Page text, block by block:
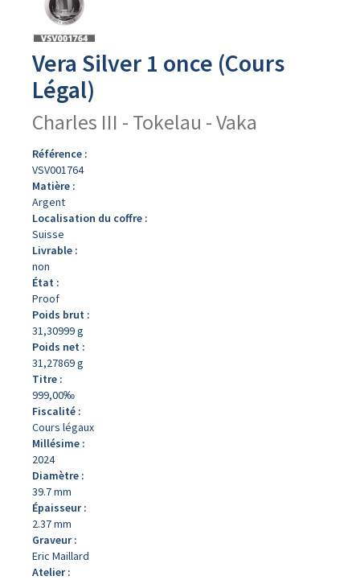
produit
Vera Silver 1 once (Cours
Légal)
Charles III - Tokelau - Vaka
Référence :
VSV001764
Matière :
Argent
Localisation du coffre :
Suisse
Livrable :
non
État :
Proof
Poids brut :
31,30999 g
Poids net :
31,27869 g
Titre :
999,00‰
Fiscalité :
Cours légaux
Millésime :
2024
Diamètre :
39.7 mm
Épaisseur :
2.37 mm
Graveur :
Eric Maillard
Atelier :